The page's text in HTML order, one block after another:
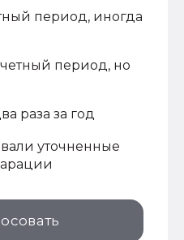
период, иногда
период, но
раза за год
уточненные